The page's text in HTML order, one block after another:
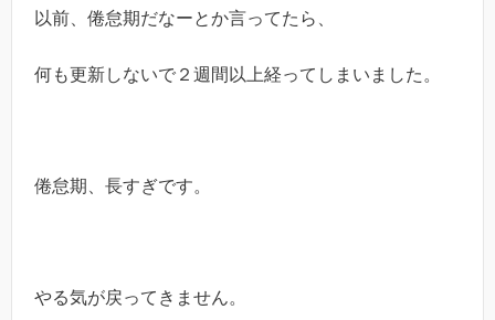
以前、倦怠期だなーとか言ってたら、
何も更新しないで２週間以上経ってしまいました。
倦怠期、長すぎです。
やる気が戻ってきません。